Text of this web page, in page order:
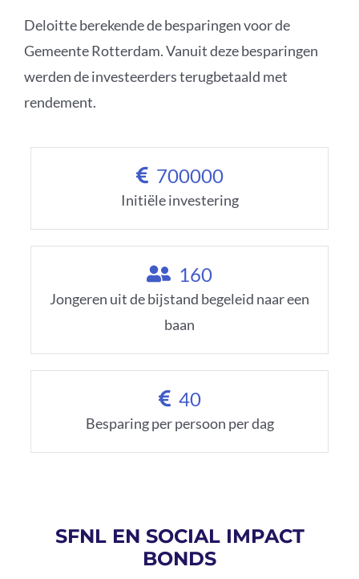
Deloitte berekende de besparingen voor de
Gemeente Rotterdam. Vanuit deze besparingen
werden de investeerders terugbetaald met
rendement.
700000
Initiële investering
160
Jongeren uit de bijstand begeleid naar een
baan
40
Besparing per persoon per dag
SFNL EN SOCIAL IMPACT
BONDS